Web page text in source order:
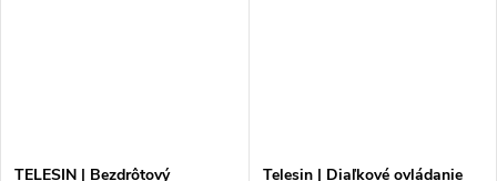
TELESIN | Bezdrôtový
Telesin | Diaľkové ovládanie